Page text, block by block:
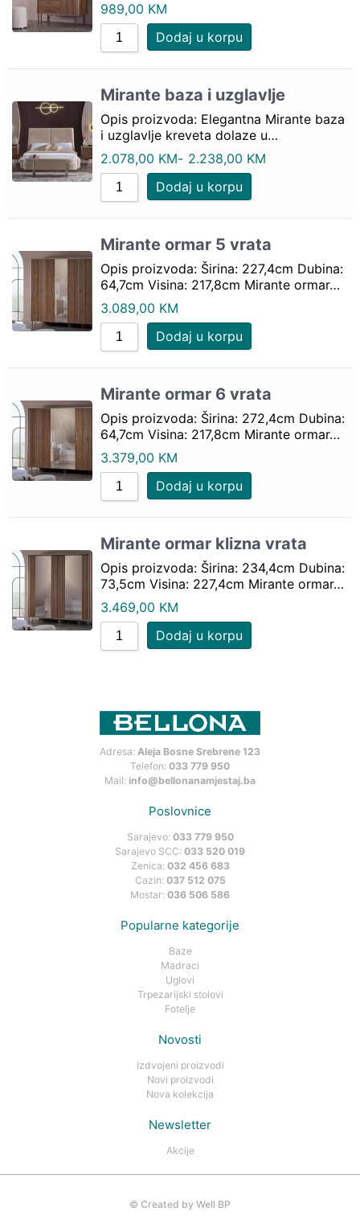
989,00 KM
Dodaj u korpu
Mirante baza i uzglavlje
Opis proizvoda: Elegantna Mirante baza
i uzglavlje kreveta dolaze u…
2.078,00 KM- 2.238,00 KM
Dodaj u korpu
Mirante ormar 5 vrata
Opis proizvoda: Širina: 227,4cm Dubina:
64,7cm Visina: 217,8cm Mirante ormar…
3.089,00 KM
Dodaj u korpu
Mirante ormar 6 vrata
Opis proizvoda: Širina: 272,4cm Dubina:
64,7cm Visina: 217,8cm Mirante ormar…
3.379,00 KM
Dodaj u korpu
Mirante ormar klizna vrata
Opis proizvoda: Širina: 234,4cm Dubina:
73,5cm Visina: 227,4cm Mirante ormar…
3.469,00 KM
Dodaj u korpu
Adresa: Aleja Bosne Srebrene 123
Telefon: 033 779 950
Mail: info@bellonanamjestaj.ba
Poslovnice
Sarajevo: 033 779 950
Sarajevo SCC: 033 520 019
Zenica: 032 456 683
Cazin: 037 512 075
Mostar: 036 506 586
Popularne kategorije
Baze
Madraci
Uglovi
Trpezarijski stolovi
Fotelje
Novosti
Izdvojeni proizvodi
Novi proizvodi
Nova kolekcija
Newsletter
Akcije
© Created by Well BP